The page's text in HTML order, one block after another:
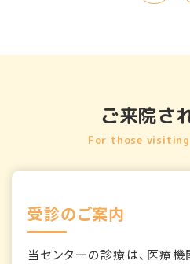
ご来院さ
For those
受診のご案内
当センターの診療は、医療